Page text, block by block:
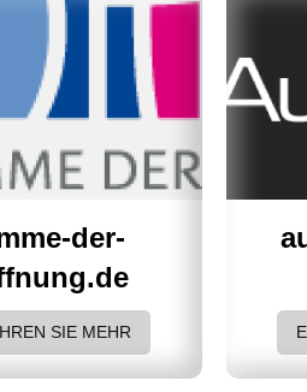
der-
SIE MEHR